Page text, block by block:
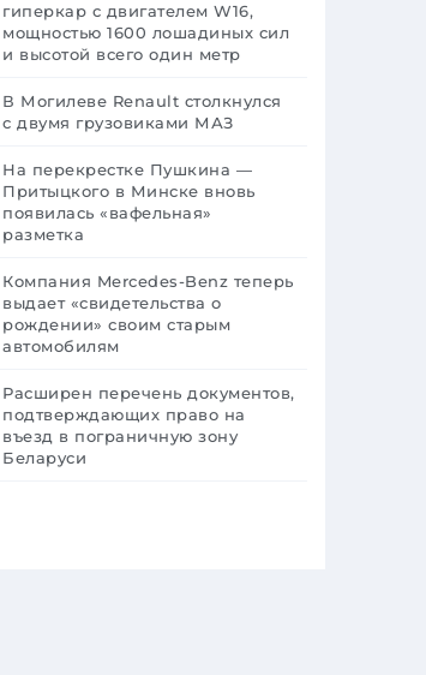
гиперкар с двигателем W16,
мощностью 1600 лошадиных сил
и высотой всего один метр
В Могилеве Renault столкнулся
с двумя грузовиками МАЗ
На перекрестке Пушкина —
Притыцкого в Минске вновь
появилась «вафельная»
разметка
Компания Mercedes-Benz теперь
выдает «свидетельства о
рождении» своим старым
автомобилям
Расширен перечень документов,
подтверждающих право на
въезд в пограничную зону
Беларуси